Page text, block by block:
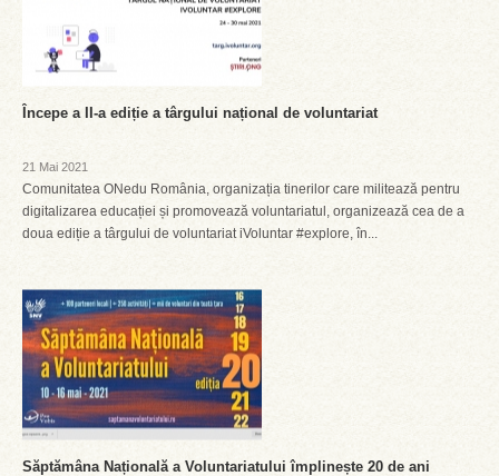
Începe a II-a ediție a târgului național de voluntariat
21 Mai 2021
Comunitatea ONedu România, organizația tinerilor care militează pentru
digitalizarea educației și promovează voluntariatul, organizează cea de a
doua ediție a târgului de voluntariat iVoluntar #explore, în...
Săptămâna Națională a Voluntariatului împlinește 20 de ani